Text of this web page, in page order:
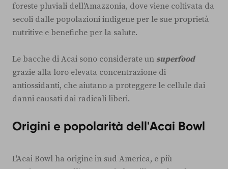
foreste pluviali dell'Amazzonia, dove viene coltivata da
secoli dalle popolazioni indigene per le sue proprietà
nutritive e benefiche per la salute.
Le bacche di Acai sono considerate un superfood
grazie alla loro elevata concentrazione di
antiossidanti, che aiutano a proteggere le cellule dai
danni causati dai radicali liberi.
Origini e popolarità dell'Acai Bowl
L'Acai Bowl ha origine in sud America, e più